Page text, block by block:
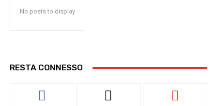
No posts to display
RESTA CONNESSO